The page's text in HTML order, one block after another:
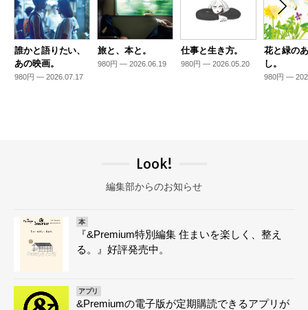
誰かと語りたい、
あの映画。
980円 — 2026.07.17
旅と、本と。
980円 — 2026.06.19
仕事と生き方。
980円 — 2026.05.20
花と緑の
し。
980円 —
Look!
編集部からのお知らせ
本
『&Premium特別編集 住まいを楽しく、整え
る。』好評発売中。
アプリ
&Premiumの電子版が定期購読できるアプリが